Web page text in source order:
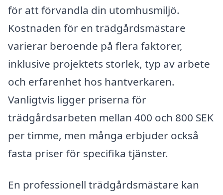
för att förvandla din utomhusmiljö.
Kostnaden för en trädgårdsmästare
varierar beroende på flera faktorer,
inklusive projektets storlek, typ av arbete
och erfarenhet hos hantverkaren.
Vanligtvis ligger priserna för
trädgårdsarbeten mellan 400 och 800 SEK
per timme, men många erbjuder också
fasta priser för specifika tjänster.
En professionell trädgårdsmästare kan